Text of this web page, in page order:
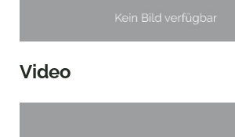
Video